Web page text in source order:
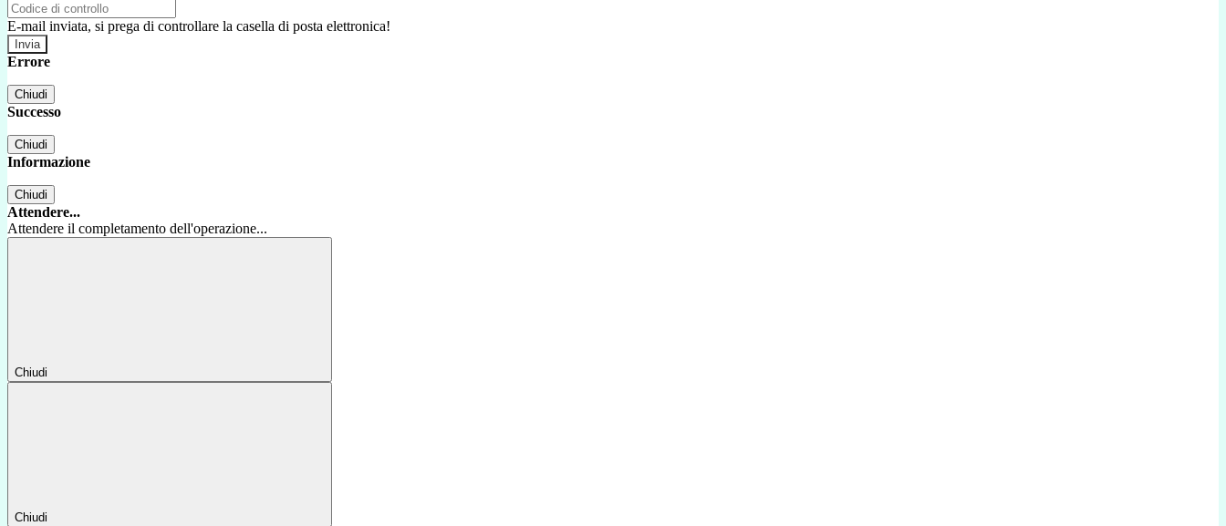
E-mail inviata, si prega di controllare la casella di posta elettronica!
Errore
Chiudi
Successo
Chiudi
Informazione
Chiudi
Attendere...
Attendere il completamento dell'operazione...
Chiudi
Chiudi